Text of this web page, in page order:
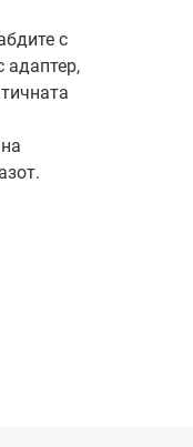
с
адаптер,